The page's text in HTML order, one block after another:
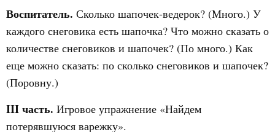
Воспитатель. Сколько шапочек-ведерок? (Много.) У
каждого снеговика есть шапочка? Что можно сказать о
количестве снеговиков и шапочек? (По много.) Как
еще можно сказать: по сколько снеговиков и шапочек?
(Поровну.)
III часть. Игровое упражнение «Найдем
потерявшуюся варежку».